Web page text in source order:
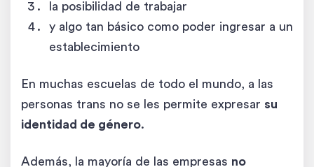
la posibilidad de trabajar
y algo tan básico como poder ingresar a un
establecimiento
En muchas escuelas de todo el mundo, a las
personas trans no se les permite expresar su
identidad de género.
Además, la mayoría de las empresas no